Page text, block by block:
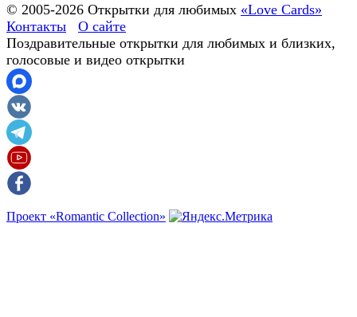
© 2005-2026 Открытки для любимых «Love Cards»
Контакты
О сайте
Поздравительные открытки для любимых и близких,
голосовые и видео открытки
Проект «Romantic Collection»